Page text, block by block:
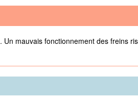
mauvais fonctionnement des freins